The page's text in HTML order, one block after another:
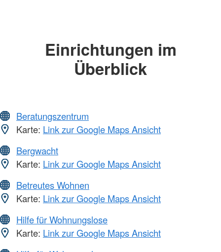
Einrichtungen im
Überblick
Beratungszentrum
Karte: Link zur Google Maps Ansicht
Bergwacht
Karte: Link zur Google Maps Ansicht
Betreutes Wohnen
Karte: Link zur Google Maps Ansicht
Hilfe für Wohnungslose
Karte: Link zur Google Maps Ansicht